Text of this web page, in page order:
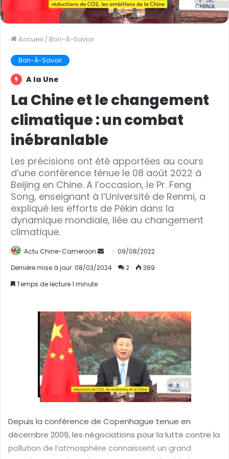
Accueil / Bon-À-Savoir
Bon-À-Savoir
A la Une
La Chine et le changement
climatique : un combat
inébranlable
Les précisions ont été apportées au cours
d’une conférence ténue le 08 août 2022 à
Beijing en Chine. A l’occasion, le Pr. Feng
Song, enseignant à l’Université de Renmi, a
expliqué les efforts de Pékin dans la
dynamique mondiale, liée au changement
climatique.
Actu Chine-Cameroon
n
e
r
n
c
o
u
r
i
e
l
09/08/2022
Dernière mise à jour: 08/03/2024
2
389
Temps de lecture 1 minute
Depuis la conférence de Copenhague tenue en
décembre 2009, les négociations pour la lutte contre la
pollution de l’atmosphère connaissent un grand